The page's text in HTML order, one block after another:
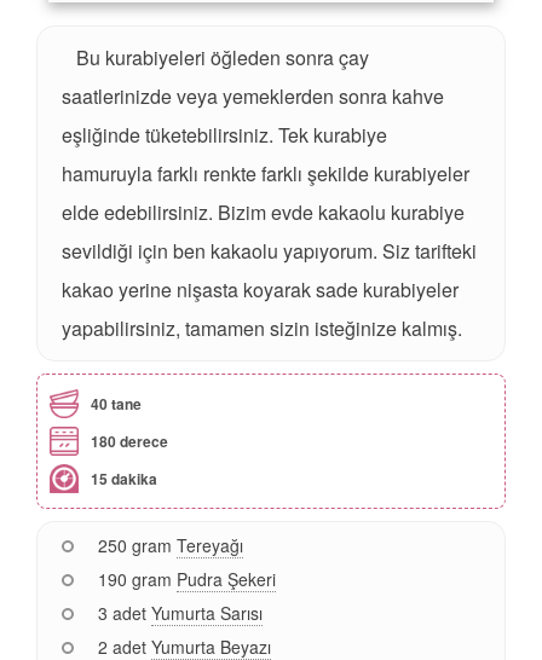
Bu kurabiyeleri öğleden sonra çay
saatlerinizde veya yemeklerden sonra kahve
eşliğinde tüketebilirsiniz. Tek kurabiye
hamuruyla farklı renkte farklı şekilde kurabiyeler
elde edebilirsiniz. Bizim evde kakaolu kurabiye
sevildiği için ben kakaolu yapıyorum. Siz tarifteki
kakao yerine nişasta koyarak sade kurabiyeler
yapabilirsiniz, tamamen sizin isteğinize kalmış.
40 tane
180 derece
15 dakika
250 gram Tereyağı
190 gram Pudra Şekeri
3 adet Yumurta Sarısı
2 adet Yumurta Beyazı